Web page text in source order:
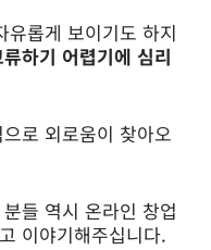
롭게 보이기도 하지
하기 어렵기에 심리
로 외로움이 찾아오
들 역시 온라인 창업
이야기해주십니다.